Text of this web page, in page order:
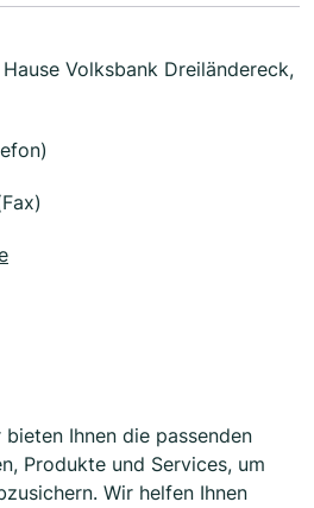
Volksbank Dreiländereck,
Ihnen die passenden
Produkte und Services, um
Wir helfen Ihnen